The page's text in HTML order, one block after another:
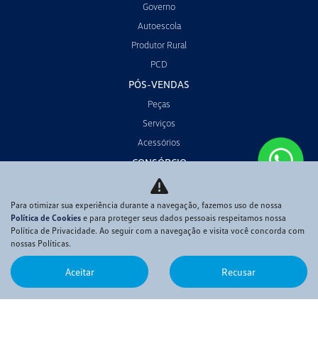
Governo
Autoescola
Produtor Rural
PCD
PÓS-VENDAS
Peças
Serviços
Acessórios
CONSÓRCIO
LOCADORA
QUEM SOMOS
Sobre nós
Política de Privacidade
CONTATO
Para otimizar sua experiência durante a navegação, fazemos uso de nossa
Política de Cookies e para proteger seus dados pessoais respeitamos nossa
Política de Privacidade. Ao seguir com a navegação e visita você concorda com
nossas Políticas.
Aceitar Recusar